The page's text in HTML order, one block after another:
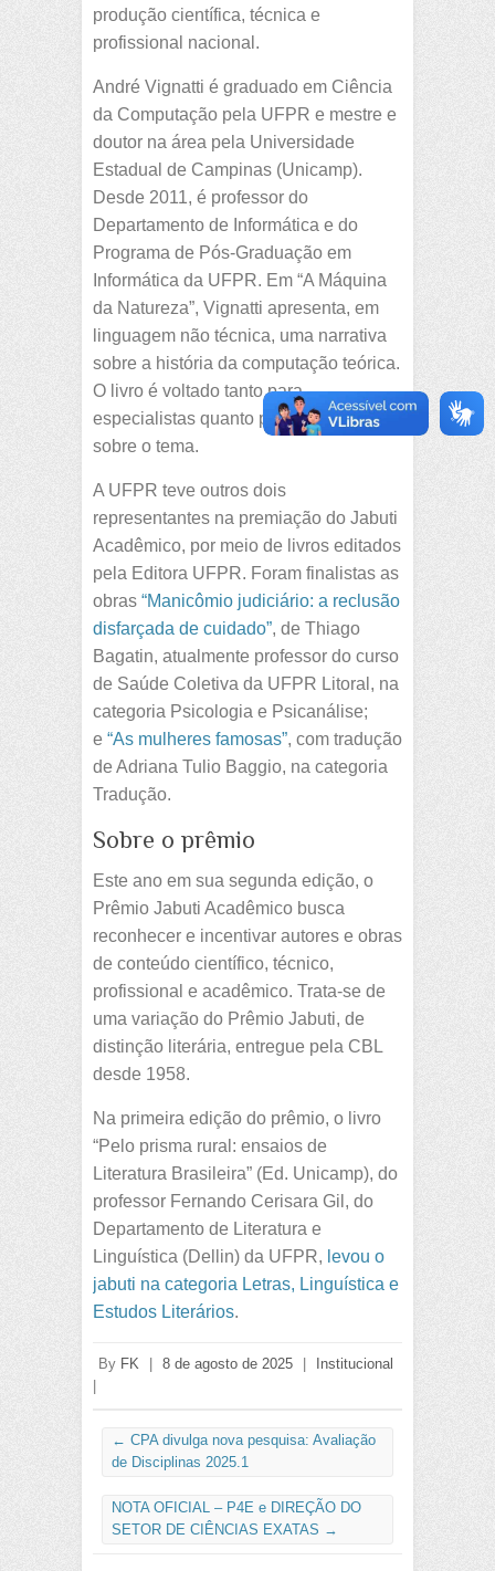
produção científica, técnica e
profissional nacional.
André Vignatti é graduado em Ciência
da Computação pela UFPR e mestre e
doutor na área pela Universidade
Estadual de Campinas (Unicamp).
Desde 2011, é professor do
Departamento de Informática e do
Programa de Pós-Graduação em
Informática da UFPR. Em “A Máquina
da Natureza”, Vignatti apresenta, em
linguagem não técnica, uma narrativa
sobre a história da computação teórica.
O livro é voltado tanto para
especialistas quanto para curiosos
sobre o tema.
A UFPR teve outros dois
representantes na premiação do Jabuti
Acadêmico, por meio de livros editados
pela Editora UFPR. Foram finalistas as
obras “Manicômio judiciário: a reclusão
disfarçada de cuidado”, de Thiago
Bagatin, atualmente professor do curso
de Saúde Coletiva da UFPR Litoral, na
categoria Psicologia e Psicanálise;
e “As mulheres famosas”, com tradução
de Adriana Tulio Baggio, na categoria
Tradução.
Sobre o prêmio
Este ano em sua segunda edição, o
Prêmio Jabuti Acadêmico busca
reconhecer e incentivar autores e obras
de conteúdo científico, técnico,
profissional e acadêmico. Trata-se de
uma variação do Prêmio Jabuti, de
distinção literária, entregue pela CBL
desde 1958.
Na primeira edição do prêmio, o livro
“Pelo prisma rural: ensaios de
Literatura Brasileira” (Ed. Unicamp), do
professor Fernando Cerisara Gil, do
Departamento de Literatura e
Linguística (Dellin) da UFPR, levou o
jabuti na categoria Letras, Linguística e
Estudos Literários.
By FK | 8 de agosto de 2025 |
Institucional
|
← CPA divulga nova pesquisa: Avaliação
de Disciplinas 2025.1
NOTA OFICIAL – P4E e DIREÇÃO DO
SETOR DE CIÊNCIAS EXATAS →